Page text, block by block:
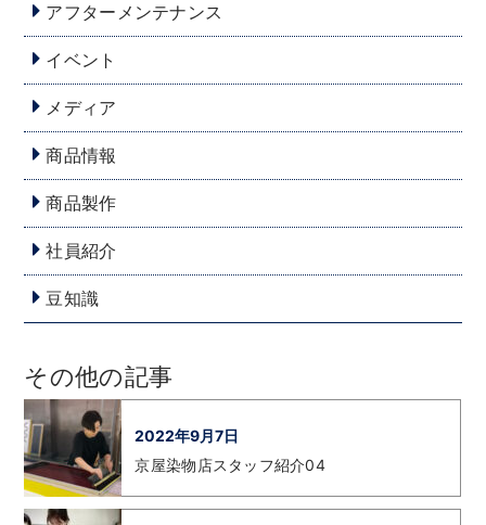
アフターメンテナンス
イベント
メディア
商品情報
商品製作
社員紹介
豆知識
その他の記事
2022年9月7日
京屋染物店スタッフ紹介04